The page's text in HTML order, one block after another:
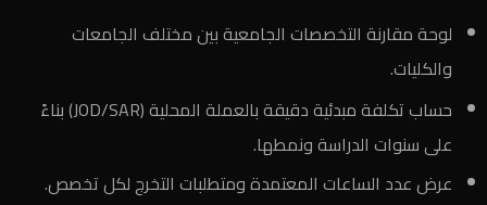
لوحة مقارنة التخصصات الجامعية بين مختلف الجامعات
والكليات.
حساب تكلفة مبدئية دقيقة بالعملة المحلية (JOD/SAR) بناءً
على سنوات الدراسة ونمطها.
عرض عدد الساعات المعتمدة ومتطلبات التخرج لكل تخصص.